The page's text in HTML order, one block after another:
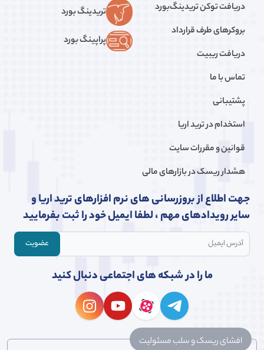
دریافت توکن تریدینگ‌بورد
بروکرهای طرف قرارداد
دریافت ریبیت
تماس با ما
پشتیبانی
استخدام در ترید اریا
قوانین و مقررات سایت
هشدار ریسک در بازار‌های مالی
تریدینگ بورد
پراپینگ بورد
جهت اطلاع از بروزرسانی های نرم افزارهای ترید اریا و
سایر رویدادهای مهم ، لطفا ایمیل خود را ثبت بفرمایید
عضویت
ما را در شبکه های اجتماعی دنبال کنید
افشای ریسک و سلب مسئولیت